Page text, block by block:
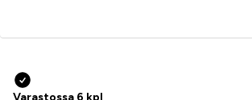
Varastossa 6 kpl